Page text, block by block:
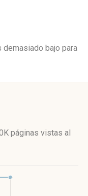
bajo para
páginas vistas al